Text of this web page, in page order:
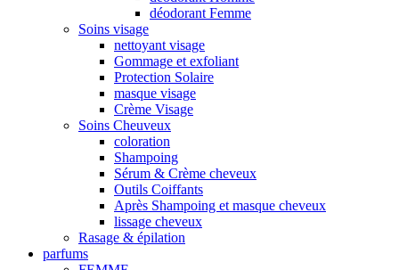
déodorant Femme
Soins visage
nettoyant visage
Gommage et exfoliant
Protection Solaire
masque visage
Crème Visage
Soins Cheuveux
coloration
Shampoing
Sérum & Crème cheveux
Outils Coiffants
Après Shampoing et masque cheveux
lissage cheveux
Rasage & épilation
parfums